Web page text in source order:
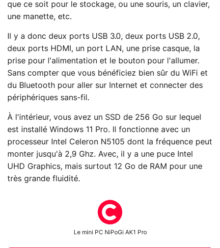
que ce soit pour le stockage, ou une souris, un clavier,
une manette, etc.
Il y a donc deux ports USB 3.0, deux ports USB 2.0,
deux ports HDMI, un port LAN, une prise casque, la
prise pour l'alimentation et le bouton pour l'allumer.
Sans compter que vous bénéficiez bien sûr du WiFi et
du Bluetooth pour aller sur Internet et connecter des
périphériques sans-fil.
À l'intérieur, vous avez un SSD de 256 Go sur lequel
est installé Windows 11 Pro. Il fonctionne avec un
processeur Intel Celeron N5105 dont la fréquence peut
monter jusqu'à 2,9 Ghz. Avec, il y a une puce Intel
UHD Graphics, mais surtout 12 Go de RAM pour une
très grande fluidité.
Le mini PC NiPoGi AK1 Pro